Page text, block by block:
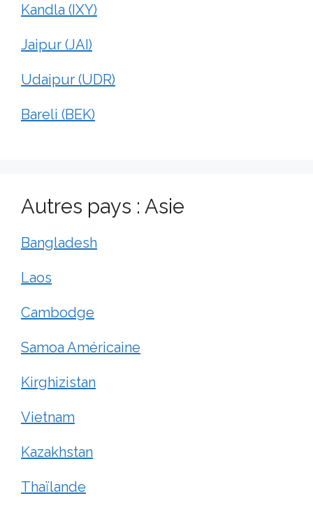
Kandla (IXY)
Jaipur (JAI)
Udaipur (UDR)
Bareli (BEK)
Autres pays : Asie
Bangladesh
Laos
Cambodge
Samoa Américaine
Kirghizistan
Vietnam
Kazakhstan
Thaïlande